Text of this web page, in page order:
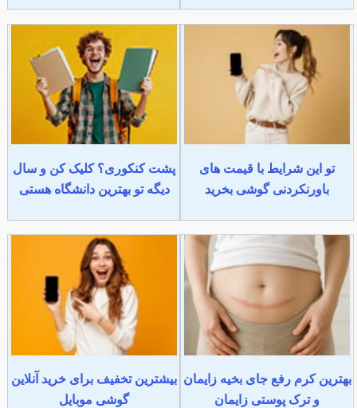
تو این شرایط با قیمت های
باورنکردنی گوشی بخرید
پشت کنکوری؟ کلیک کن و سال
دیگه تو بهترین دانشگاه هستی
بهترین کرم رفع جای بخیه زایمان
و ترک پوستی زایمان
بیشترین تخفیف برای خرید آنلاین
گوشی موبایل